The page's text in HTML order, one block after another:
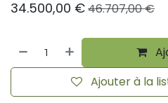
34.500,00 €46.707,00€
Ajouter à la